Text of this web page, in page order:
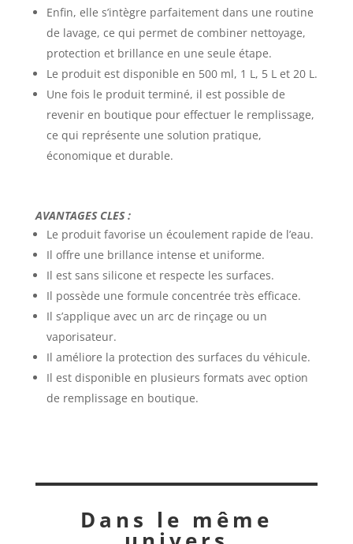
Enfin, elle s’intègre parfaitement dans une routine
de lavage, ce qui permet de combiner nettoyage,
protection et brillance en une seule étape.
Le produit est disponible en 500 ml, 1 L, 5 L et 20 L.
Une fois le produit terminé, il est possible de
revenir en boutique pour effectuer le remplissage,
ce qui représente une solution pratique,
économique et durable.
AVANTAGES CLES :
Le produit favorise un écoulement rapide de l’eau.
Il offre une brillance intense et uniforme.
Il est sans silicone et respecte les surfaces.
Il possède une formule concentrée très efficace.
Il s’applique avec un arc de rinçage ou un
vaporisateur.
Il améliore la protection des surfaces du véhicule.
Il est disponible en plusieurs formats avec option
de remplissage en boutique.
Dans le même